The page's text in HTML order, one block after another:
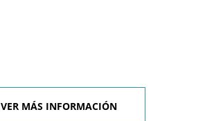
VER MÁS INFORMACIÓN